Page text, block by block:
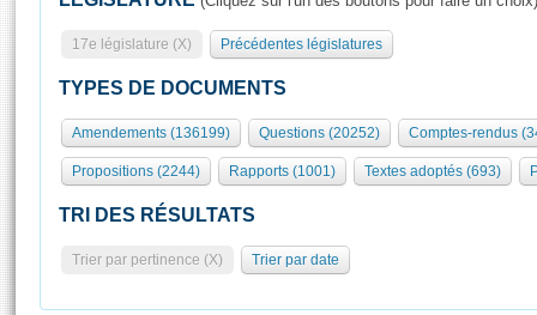
Présidence
577 députés
Groupes politiques
Séance publique
Commissions et autres organes
Europe et International
Pétitions
Rôle et pouvoirs de l'Assemblée
Organisation de l'Assemblée
Présidence Conférence des Présidents Bureau Collège des
Statistiques et chiffres clés
Visiter l'Assemblée
Visite virtuelle du palais Bourbon
Assister à une séance
17e législature (X) Précédentes législatures
TYPES DE DOCUMENTS
Amendements (136199) Questions (20252) Comptes-rendus
Propositions (2244) Rapports (1001) Textes adoptés (693)
TRI DES RÉSULTATS
Trier par pertinence (X) Trier par date